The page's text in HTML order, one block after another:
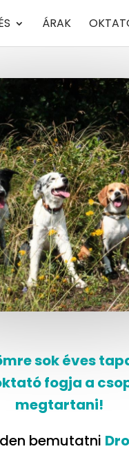
ÁRAK
sok éves
fogja a
megtartani!
bemutatni